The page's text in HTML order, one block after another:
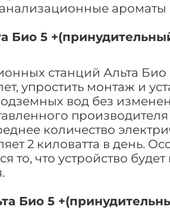
Био 5
станций Альта
упростить монтаж и
вод без
количество
2 киловатта в день.
то, что устройство
Био 5